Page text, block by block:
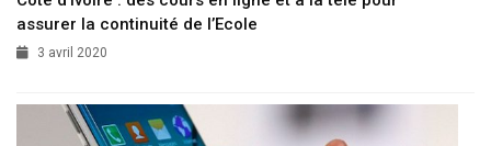
assurer la continuité de l’Ecole
3 avril 2020